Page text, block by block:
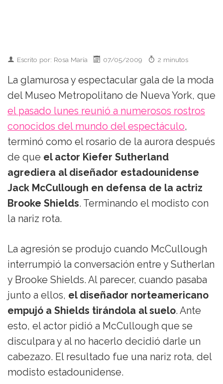
Escrito por: Rosa María 07/05/2009 2 minutos
La glamurosa y espectacular gala de la moda
del Museo Metropolitano de Nueva York, que
el pasado lunes reunió a numerosos rostros
conocidos del mundo del espectáculo,
terminó como el rosario de la aurora después
de que el actor Kiefer Sutherland
agrediera al diseñador estadounidense
Jack McCullough en defensa de la actriz
Brooke Shields. Terminando el modisto con
la nariz rota.
La agresión se produjo cuando McCullough
interrumpió la conversación entre y Sutherlan
y Brooke Shields. Al parecer, cuando pasaba
junto a ellos, el diseñador norteamericano
empujó a Shields tirándola al suelo. Ante
esto, el actor pidió a McCullough que se
disculpara y al no hacerlo decidió darle un
cabezazo. El resultado fue una nariz rota, del
modisto estadounidense.